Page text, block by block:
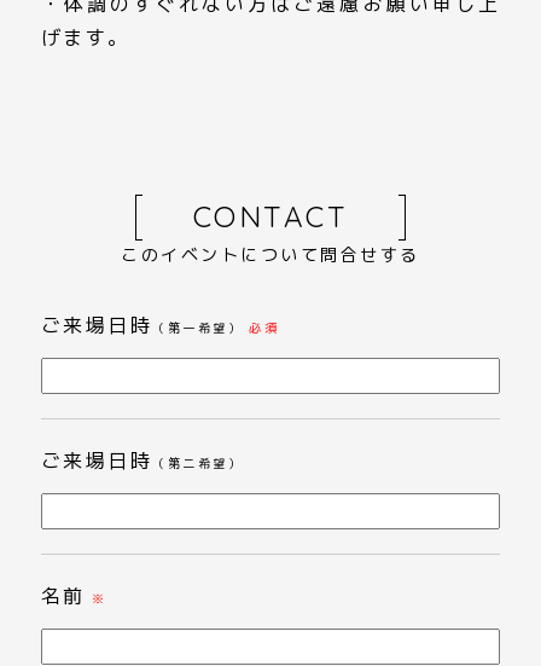
げます。
CONTACT
このイベントについて問合せする
ご来場日時 （第一希望） 必須
ご来場日時 （第二希望）
名前 ※